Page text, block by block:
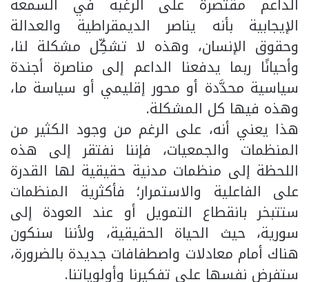
الإيجابية بأنه يناصر الديمقراطية والعدالة
وحقوق الإنسان، وهذه لا تشكِّل مشكلة لنا،
وأحيانًا ربما يدفعنا الداعم إلى مناصرة أجندة
سياسية محدَّدة أو محور إقليمي أو سياسة ما،
وهذه فيها كل المشكلة.
هذا يعني أنه، على الرغم من وجود الكثير من
المنظمات والجمعيات، فإننا نفتقر إلى هذه
اللحظة إلى منظمات مدنية حقيقية لها القدرة
على الفاعلية والاستمرار؛ فأكثرية المنظمات
ستتبخر بانقطاع التمويل أو عند العودة إلى
سورية، حيث الحياة الحقيقية، ولأننا سنكون
هناك أمام معادلات واصطفافات جديدة بالضرورة،
ستفرض نفسها على تفكيرنا وأولوياتنا.